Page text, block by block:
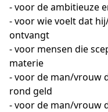
- voor de ambitieuze
- voor wie voelt dat
ontvangt
- voor mensen die
materie
- voor de man/vrouw
rond geld
- voor de man/vrouw